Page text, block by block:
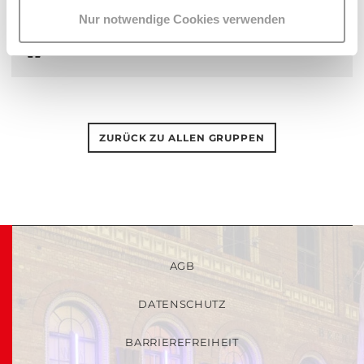
Nur notwendige Cookies verwenden
ZURÜCK ZU ALLEN GRUPPEN
AGB
DATENSCHUTZ
BARRIEREFREIHEIT